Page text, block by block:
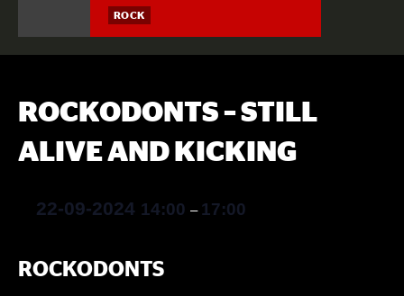
ROCK
ROCKODONTS – STILL
ALIVE AND KICKING
22-09-2024 14:00 – 17:00
ROCKODONTS